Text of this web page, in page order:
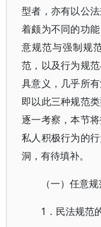
型者，亦有以公
着颇为不同的功
意规范与强制规
范，以及行为规
具意义，几乎所
即以此三种规范
逐一考察，本节
私人积极行为的
洞，有待填补。
（一）任意
1．民法规范